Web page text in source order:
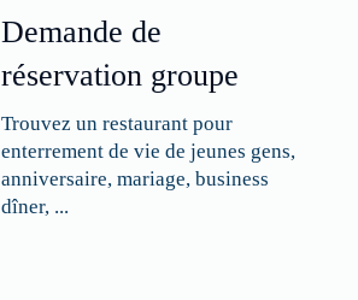
Demande de
réservation groupe
Trouvez un restaurant pour
enterrement de vie de jeunes gens,
anniversaire, mariage, business
dîner, ...